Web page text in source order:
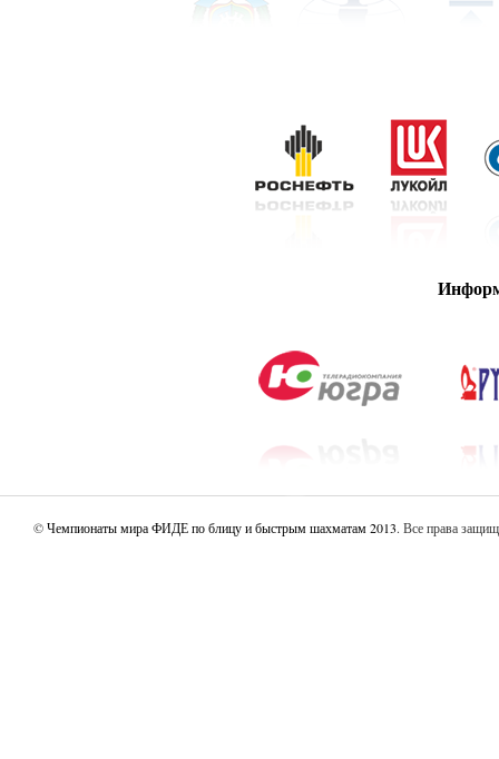
©Чемпионаты мира ФИДЕ по блицу и быстрым шахматам 2013. Все права